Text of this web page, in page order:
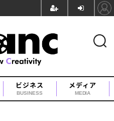
ビジネス
BUSINESS
メディア
MEDIA